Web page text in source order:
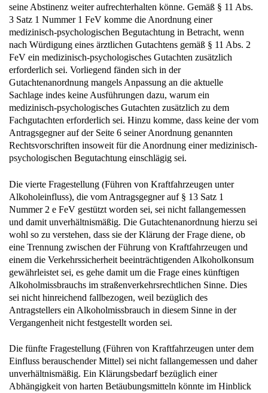
seine Abstinenz weiter aufrechterhalten könne. Gemäß § 11 Abs.
3 Satz 1 Nummer 1 FeV komme die Anordnung einer
medizinisch-psychologischen Begutachtung in Betracht, wenn
nach Würdigung eines ärztlichen Gutachtens gemäß § 11 Abs. 2
FeV ein medizinisch-psychologisches Gutachten zusätzlich
erforderlich sei. Vorliegend fänden sich in der
Gutachtenanordnung mangels Anpassung an die aktuelle
Sachlage indes keine Ausführungen dazu, warum ein
medizinisch-psychologisches Gutachten zusätzlich zu dem
Fachgutachten erforderlich sei. Hinzu komme, dass keine der vom
Antragsgegner auf der Seite 6 seiner Anordnung genannten
Rechtsvorschriften insoweit für die Anordnung einer medizinisch-
psychologischen Begutachtung einschlägig sei.
Die vierte Fragestellung (Führen von Kraftfahrzeugen unter
Alkoholeinfluss), die vom Antragsgegner auf § 13 Satz 1
Nummer 2 e FeV gestützt worden sei, sei nicht fallangemessen
und damit unverhältnismäßig. Die Gutachtenanordnung hierzu sei
wohl so zu verstehen, dass sie der Klärung der Frage diene, ob
eine Trennung zwischen der Führung von Kraftfahrzeugen und
einem die Verkehrssicherheit beeinträchtigenden Alkoholkonsum
gewährleistet sei, es gehe damit um die Frage eines künftigen
Alkoholmissbrauchs im straßenverkehrsrechtlichen Sinne. Dies
sei nicht hinreichend fallbezogen, weil bezüglich des
Antragstellers ein Alkoholmissbrauch in diesem Sinne in der
Vergangenheit nicht festgestellt worden sei.
Die fünfte Fragestellung (Führen von Kraftfahrzeugen unter dem
Einfluss berauschender Mittel) sei nicht fallangemessen und daher
unverhältnismäßig. Ein Klärungsbedarf bezüglich einer
Abhängigkeit von harten Betäubungsmitteln könnte im Hinblick